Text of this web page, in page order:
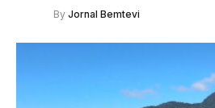
By Jornal Bemtevi